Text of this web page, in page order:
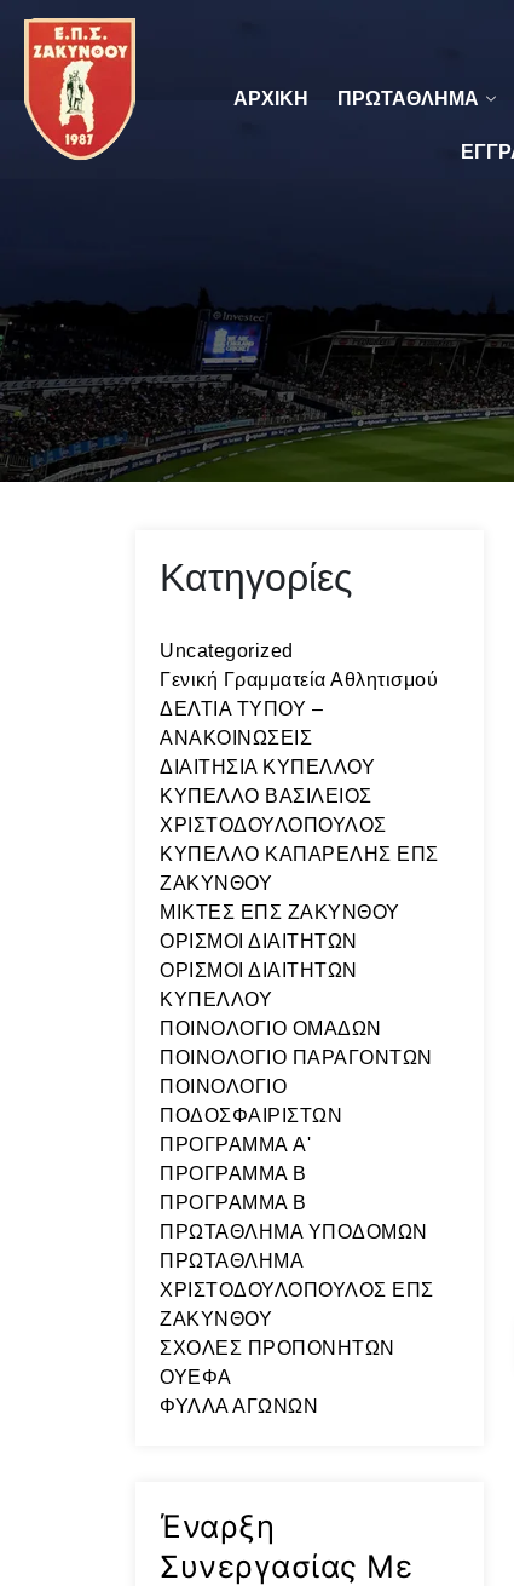
ΑΡΧΙΚΗ ΠΡΩΤΑΘΛΗΜΑ
Κατηγορίες
Uncategorized
Γενική Γραμματεία Αθλητισμού
ΔΕΛΤΙΑ ΤΥΠΟΥ –
ΑΝΑΚΟΙΝΩΣΕΙΣ
ΔΙΑΙΤΗΣΙΑ ΚΥΠΕΛΛΟΥ
ΚΥΠΕΛΛΟ ΒΑΣΙΛΕΙΟΣ
ΧΡΙΣΤΟΔΟΥΛΟΠΟΥΛΟΣ
ΚΥΠΕΛΛΟ ΚΑΠΑΡΕΛΗΣ ΕΠΣ
ΖΑΚΥΝΘΟΥ
ΜΙΚΤΕΣ ΕΠΣ ΖΑΚΥΝΘΟΥ
ΟΡΙΣΜΟΙ ΔΙΑΙΤΗΤΩΝ
ΟΡΙΣΜΟΙ ΔΙΑΙΤΗΤΩΝ
ΚΥΠΕΛΛΟΥ
ΠΟΙΝΟΛΟΓΙΟ ΟΜΑΔΩΝ
ΠΟΙΝΟΛΟΓΙΟ ΠΑΡΑΓΟΝΤΩΝ
ΠΟΙΝΟΛΟΓΙΟ
ΠΟΔΟΣΦΑΙΡΙΣΤΩΝ
ΠΡΟΓΡΑΜΜΑ A'
ΠΡΟΓΡΑΜΜΑ Β
ΠΡΟΓΡΑΜΜΑ Β
ΠΡΩΤΑΘΛΗΜΑ ΥΠΟΔΟΜΩΝ
ΠΡΩΤΑΘΛΗΜΑ
ΧΡΙΣΤΟΔΟΥΛΟΠΟΥΛΟΣ ΕΠΣ
ΖΑΚΥΝΘΟΥ
ΣΧΟΛΕΣ ΠΡΟΠΟΝΗΤΩΝ
ΟΥΕΦΑ
ΦΥΛΛΑ ΑΓΩΝΩΝ
Έναρξη
Συνεργασίας Με